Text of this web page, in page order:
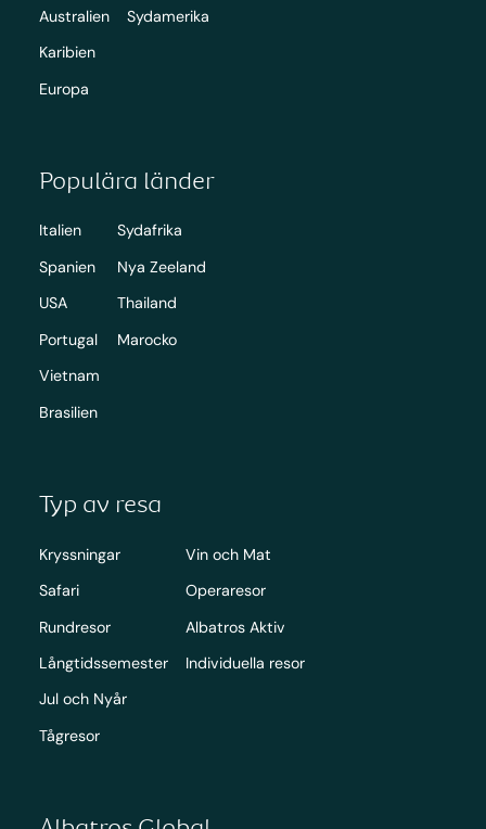
Australien
Karibien
Europa
Sydamerika
Populära länder
Italien
Spanien
USA
Portugal
Vietnam
Brasilien
Sydafrika
Nya Zeeland
Thailand
Marocko
Typ av resa
Kryssningar
Safari
Rundresor
Långtidssemester
Jul och Nyår
Tågresor
Vin och Mat
Operaresor
Albatros Aktiv
Individuella resor